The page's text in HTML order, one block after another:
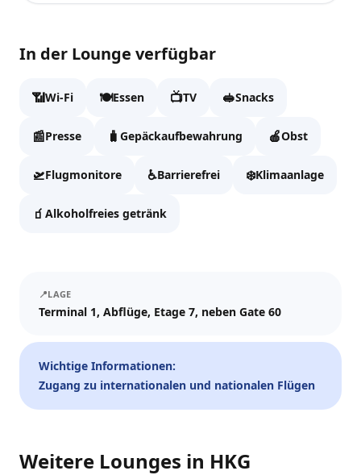
Plaza Premium Lounge
Fülle die Daten aus, um zur Kasse zu gehen.
Vollständiger Name
Email
Tickets und Updates schicken wir an WhatsApp und E-Mail.
Besuchsdatum
In der Lounge verfügbar
📶Wi-Fi 🍽️Essen 📺TV 🥪Snacks
📰Presse 🧳 Gepäckaufbewahrung 🍎Obst
🛫Flugmonitore ♿Barrierefrei ❄️Klimaanlage
🧃 Alkoholfreies getränk
📍LAGE
Terminal 1, Abflüge, Etage 7, neben Gate 60
Wichtige Informationen:
Zugang zu internationalen und nationalen Flügen
Weitere Lounges in HKG